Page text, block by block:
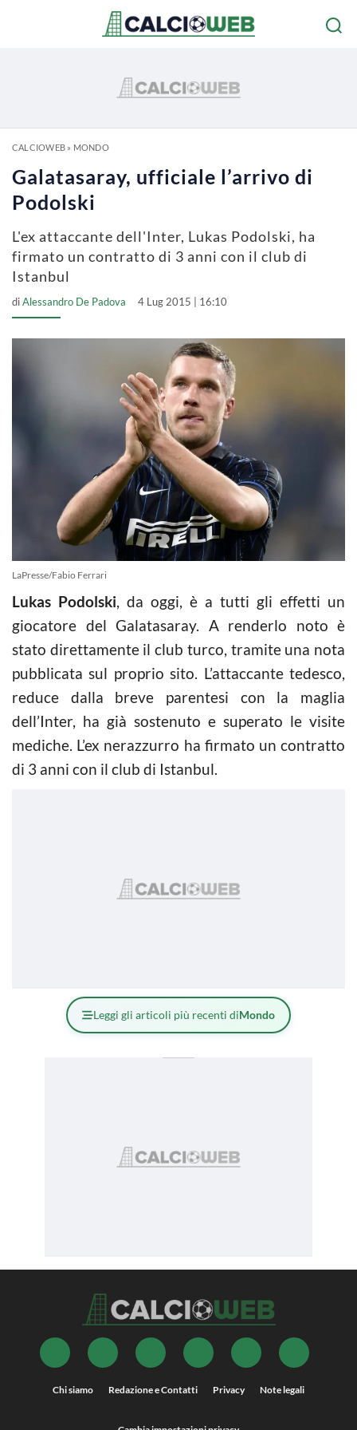
CALCIOWEB» MONDO
Galatasaray, ufficiale l’arrivo di
Podolski
L'ex attaccante dell'Inter, Lukas Podolski, ha
firmato un contratto di 3 anni con il club di
Istanbul
diAlessandro De Padova 4 Lug 2015 | 16:10
LaPresse/Fabio Ferrari
Lukas Podolski, da oggi, è a tutti gli effetti un
giocatore del Galatasaray. A renderlo noto è
stato direttamente il club turco, tramite una nota
pubblicata sul proprio sito. L’attaccante tedesco,
reduce dalla breve parentesi con la maglia
dell’Inter, ha già sostenuto e superato le visite
mediche. L’ex nerazzurro ha firmato un contratto
di 3 anni con il club di Istanbul.
Leggi gli articoli più recenti diMondo
Chi siamo Redazione e Contatti Privacy Note legali